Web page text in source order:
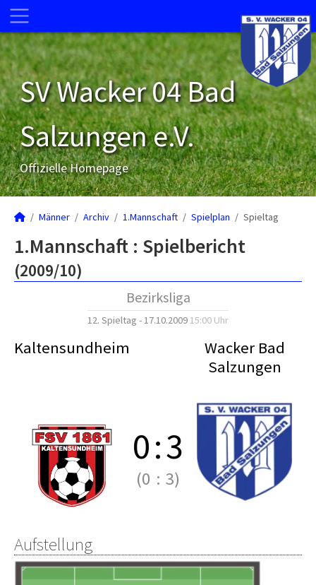
SV Wacker 04 Bad
Salzungen e.V.
Offizielle Homepage
Männer Archiv 1.Mannschaft Spielplan Spieltag
1.Mannschaft : Spielbericht
(2009/10)
Bezirksliga
12. Spieltag - 17.10.2009 15:00 Uhr
Kaltensundheim
Wacker Bad
Salzungen
0:3
(0 : 3)
Aufstellung